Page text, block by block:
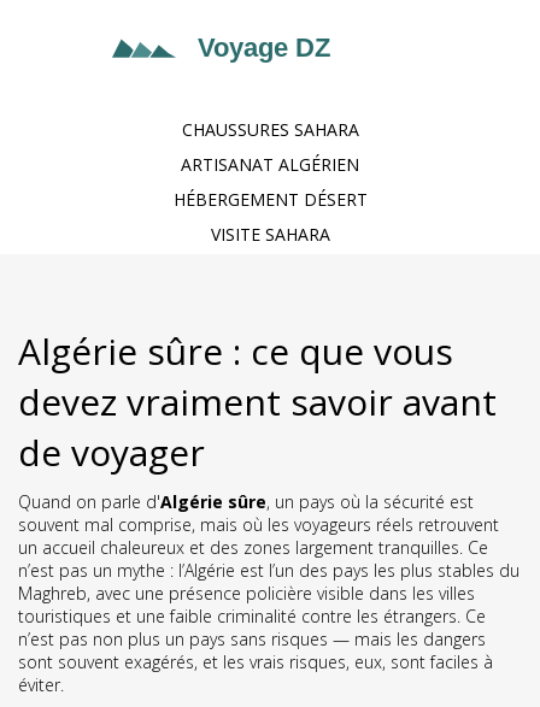
CHAUSSURES SAHARA
ARTISANAT ALGÉRIEN
HÉBERGEMENT DÉSERT
VISITE SAHARA
Algérie sûre : ce que vous
devez vraiment savoir avant
de voyager
Quand on parle d'Algérie sûre, un pays où la sécurité est
souvent mal comprise, mais où les voyageurs réels retrouvent
un accueil chaleureux et des zones largement tranquilles. Ce
n’est pas un mythe : l’Algérie est l’un des pays les plus stables du
Maghreb, avec une présence policière visible dans les villes
touristiques et une faible criminalité contre les étrangers. Ce
n’est pas non plus un pays sans risques — mais les dangers
sont souvent exagérés, et les vrais risques, eux, sont faciles à
éviter.